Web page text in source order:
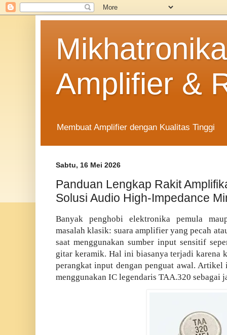
Amplifier &
Membuat Amplifier dengan Kualitas Tinggi
Sabtu, 16 Mei 2026
Panduan Lengkap Rakit
Solusi Audio High-Impedance
Banyak penghobi elektronika pemula
masalah klasik: suara amplifier yang pecah
saat menggunakan sumber input sensitif
gitar keramik. Hal ini biasanya terjadi karena
perangkat input dengan penguat awal.
menggunakan IC legendaris TAA.320 sebagai